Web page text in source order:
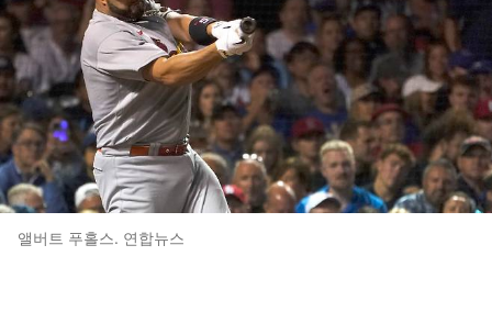
앨버트 푸홀스. 연합뉴스